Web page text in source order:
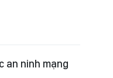
an ninh mạng